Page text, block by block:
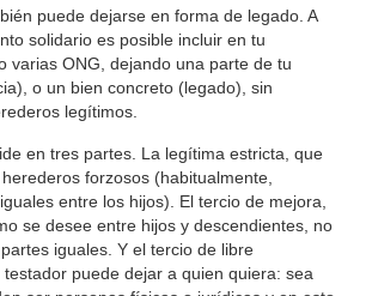
puede dejarse en forma de legado. A
solidario es posible incluir en tu
varias ONG, dejando una parte de tu
o un bien concreto (legado), sin
legítimos.
en tres partes. La legítima estricta, que
forzosos (habitualmente,
entre los hijos). El tercio de mejora,
se desee entre hijos y descendientes, no
iguales. Y el tercio de libre
puede dejar a quien quiera: sea